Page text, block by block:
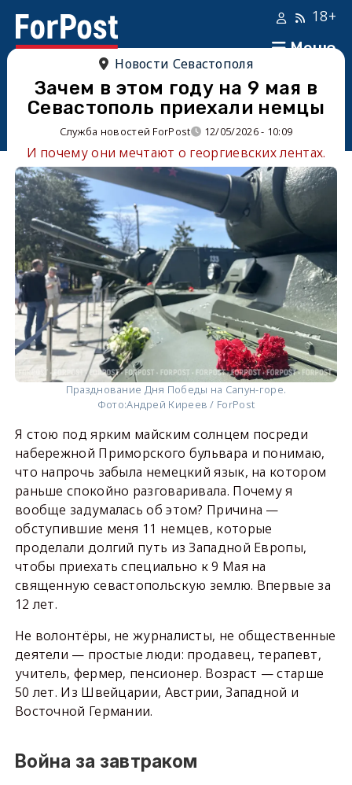
Меню
18+
Новости Севастополя
Зачем в этом году на 9 мая в
Севастополь приехали немцы
Служба новостей ForPost 12/05/2026 - 10:09
И почему они мечтают о георгиевских лентах.
Празднование Дня Победы на Сапун-горе.
Фото:Андрей Киреев / ForPost
Я стою под ярким майским солнцем посреди
набережной Приморского бульвара и понимаю,
что напрочь забыла немецкий язык, на котором
раньше спокойно разговаривала. Почему я
вообще задумалась об этом? Причина —
обступившие меня 11 немцев, которые
проделали долгий путь из Западной Европы,
чтобы приехать специально к 9 Мая на
священную севастопольскую землю. Впервые за
12 лет.
Не волонтёры, не журналисты, не общественные
деятели — простые люди: продавец, терапевт,
учитель, фермер, пенсионер. Возраст — старше
50 лет. Из Швейцарии, Австрии, Западной и
Восточной Германии.
Война за завтраком